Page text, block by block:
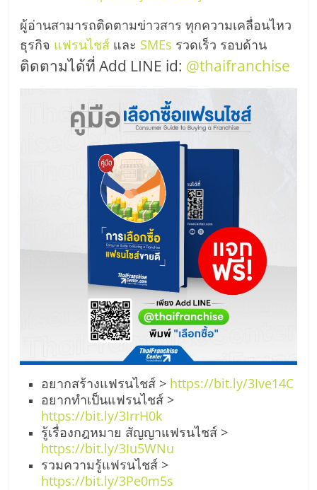
ผู้อ่านสามารถติดตามข่าวสาร ทุกความเคลื่อนไหว
ธุรกิจ แฟรนไชส์ และ SMEs รวดเร็ว รอบด้าน
ติดตามได้ที่ Add LINE id: @thaifranchise
อยากสร้างแฟรนไชส์ > https://bit.ly/3Ive14C
อยากทำเป็นแฟรนไชส์ >
https://bit.ly/3IrrH0k
รู้เรื่องกฎหมาย สัญญาแฟรนไชส์ >
https://bit.ly/3Iu5WNu
รวมความรู้แฟรนไชส์ >
https://bit.ly/3Pe0m5s